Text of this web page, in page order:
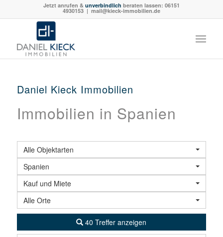
Jetzt anrufen & unverbindlich beraten lassen: 06151
4930153| mail@kieck-immobilien.de
Daniel Kieck Immobilien
Immobilien in Spanien
Alle Objektarten
Spanien
Kauf und Miete
Alle Orte
40 Treffer anzeigen